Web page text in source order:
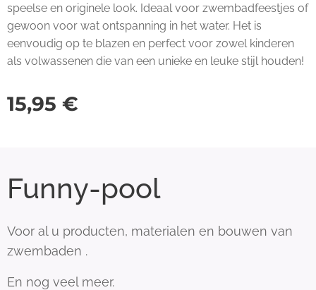
speelse en originele look. Ideaal voor zwembadfeestjes of
gewoon voor wat ontspanning in het water. Het is
eenvoudig op te blazen en perfect voor zowel kinderen
als volwassenen die van een unieke en leuke stijl houden!
15,95 €
Funny-pool
Voor al u producten, materialen en bouwen van
zwembaden .
En nog veel meer.